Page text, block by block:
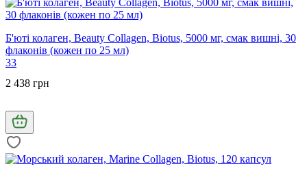
Б'юті колаген, Beauty Collagen, Biotus, 5000 мг, смак вишні, 30
флаконів (кожен по 25 мл)
33
2 438 грн